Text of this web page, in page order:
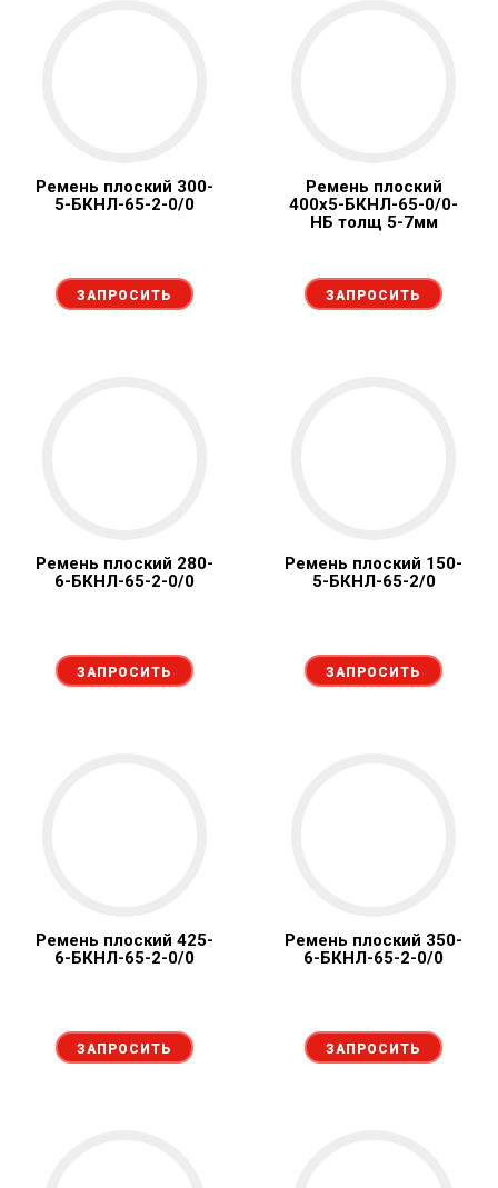
Ремень плоский 300-
5-БКНЛ-65-2-0/0
ЗАПРОСИТЬ
Ремень плоский
400х5-БКНЛ-65-0/0-
НБ толщ 5-7мм
ЗАПРОСИТЬ
Ремень плоский 280-
6-БКНЛ-65-2-0/0
ЗАПРОСИТЬ
Ремень плоский 150-
5-БКНЛ-65-2/0
ЗАПРОСИТЬ
Ремень плоский 425-
6-БКНЛ-65-2-0/0
ЗАПРОСИТЬ
Ремень плоский 350-
6-БКНЛ-65-2-0/0
ЗАПРОСИТЬ